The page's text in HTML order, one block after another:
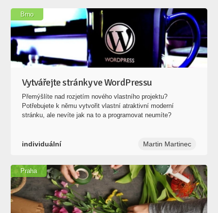
Vytvářejte stránky ve WordPressu
Přemýšlíte nad rozjetím nového vlastního projektu?
Potřebujete k němu vytvořit vlastní atraktivní moderní
stránku, ale nevíte jak na to a programovat neumíte?
individuální Martin Martinec
Brno
Praha